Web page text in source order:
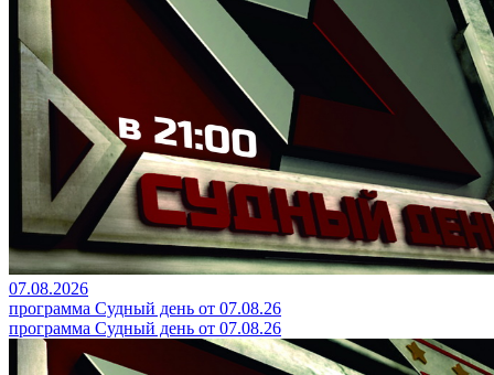
07.08.2026
программа Судный день от 07.08.26
программа Судный день от 07.08.26